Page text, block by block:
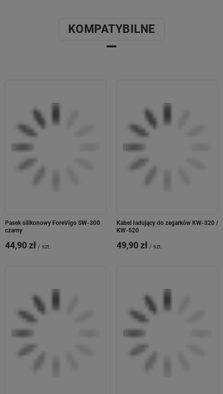
dodatku banalnie łatwo dostosować go do
paleta tarcz do wyboru i style menu
ALTERNATYWA SMARTFONA DLA
DZIECKA
ROZMOWY, WIDEO I
ODRYWANIA SIĘ OD
ZABAWY
jest doskonałą alternatywą dla
KOMPATYBILNE
Pasek silikonowy ForeVigo SW-300
czarny
44,90 zł / szt.
Kabel ładujący do zegarków KW-320 /
KW-520
49,90 zł / szt.